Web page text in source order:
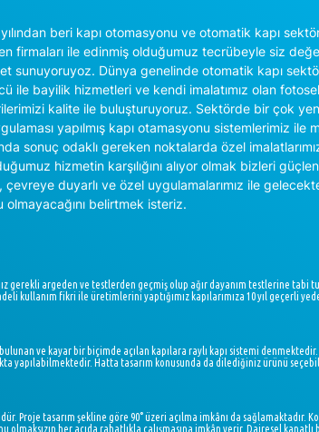
beri kapı otomasyonu ve otomatik kapı
firmaları ile edinmiş olduğumuz tecrübeyle siz
sunuyoruyoz. Dünya genelinde otomatik kapı
ile bayilik hizmetleri ve kendi imalatımız olan
kalite ile buluşturuyoruz. Sektörde bir çok
yapılmış kapı otamasyonu sistemlerimiz ile
sonuç odaklı gereken noktalarda özel
hizmetin karşılığını alıyor olmak bizleri
çevreye duyarlı ve özel uygulamalarımız ile
olmayacağını belirtmek isteriz.
gerekli argeden ve testlerden geçmiş olup ağır dayanım testlerine
kullanım fikri ile üretimlerini yaptığımız kapılarımıza 10 yıl geçerli
ve kayar bir biçimde açılan kapılara raylı kapı sistemi
yapılabilmektedir. Hatta tasarım konusunda da dilediğiniz ürünü
Proje tasarım şekline göre 90° üzeri açılma imkânı da sağlamaktadır.
her açıda rahatlıkla çalışmasına imkân verir. Dairesel kanatlı